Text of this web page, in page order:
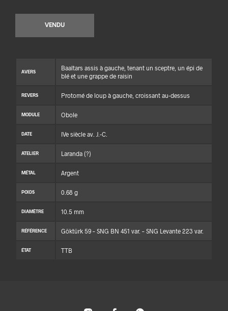
VENDU
AVERS
Baaltars assis à gauche, tenant un sceptre, un épi de
blé et une grappe de raisin
REVERS Protomé de loup à gauche, croissant au-dessus
MODULE Obole
DATE IVe siècle av. J.-C.
ATELIER Laranda (?)
MÉTAL Argent
POIDS 0.68 g
DIAMÈTRE 10.5 mm
RÉFÉRENCE Göktürk 59 – SNG BN 451 var. – SNG Levante 223 var.
ÉTAT TTB